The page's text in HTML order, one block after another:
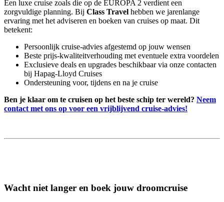
Een luxe cruise zoals die op de EUROPA 2 verdient een
zorgvuldige planning. Bij Class Travel hebben we jarenlange
ervaring met het adviseren en boeken van cruises op maat. Dit
betekent:
Persoonlijk cruise-advies afgestemd op jouw wensen
Beste prijs-kwaliteitverhouding met eventuele extra voordelen
Exclusieve deals en upgrades beschikbaar via onze contacten
bij Hapag-Lloyd Cruises
Ondersteuning voor, tijdens en na je cruise
Ben je klaar om te cruisen op het beste schip ter wereld? Neem
contact met ons op voor een vrijblijvend cruise-advies!
Wacht niet langer en boek jouw droomcruise